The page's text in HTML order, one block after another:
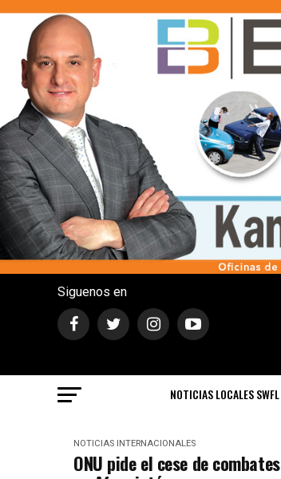
Siguenos en
NOTICIAS LOCALES SWFL
NOTICIAS INTERNACIONALES
ONU pide el cese de combates